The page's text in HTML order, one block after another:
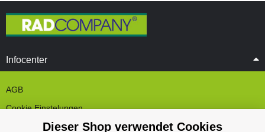
Infocenter
AGB
Cookie Einstelungen
DatenschutzDieser Shop verwendet Cookies